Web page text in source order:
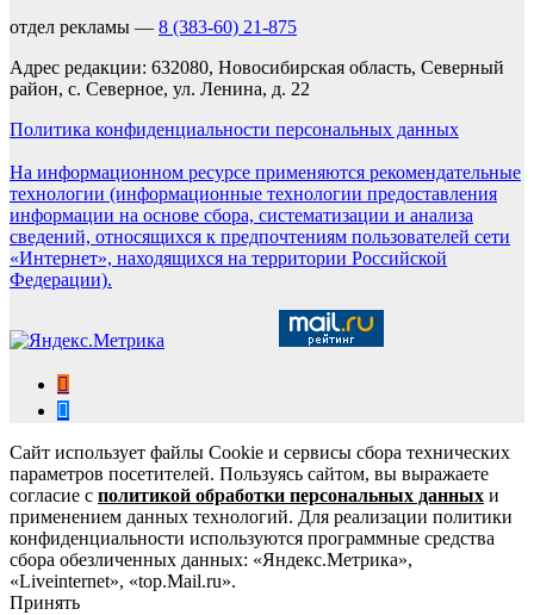
отдел рекламы — 8 (383-60) 21-875
Адрес редакции: 632080, Новосибирская область, Северный
район, с. Северное, ул. Ленина, д. 22
Политика конфиденциальности персональных данных
На информационном ресурсе применяются рекомендательные
технологии (информационные технологии предоставления
информации на основе сбора, систематизации и анализа
сведений, относящихся к предпочтениям пользователей сети
«Интернет», находящихся на территории Российской
Федерации).
Сайт использует файлы Cookie и сервисы сбора технических
параметров посетителей. Пользуясь сайтом, вы выражаете
согласие с политикой обработки персональных данных и
применением данных технологий. Для реализации политики
конфиденциальности используются программные средства
сбора обезличенных данных: «Яндекс.Метрика»,
«Liveinternet», «top.Mail.ru».
Принять